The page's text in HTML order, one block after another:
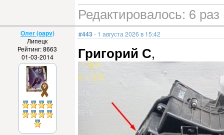
Редактировалось: 6
Олег (oapv)
Липецк
Рейтинг: 8663
01-03-2014
#443 - 1 августа 2026 в 15:42
Григорий С,